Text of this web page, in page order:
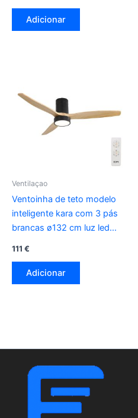
Adicionar
Ventilaçao
Ventoinha de teto modelo
inteligente kara com 3 pás
brancas ø132 cm luz led
111 €
Adicionar